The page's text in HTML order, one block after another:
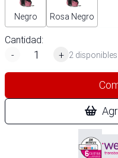
Negro Rosa Negro
Cantidad:
-
+ 2 disponibles